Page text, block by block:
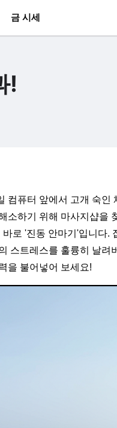
금 시세
!
컴퓨터 앞에서 고개 숙인
소하기 위해 마사지샵을
로 '진동 안마기'입니다.
스트레스를 훌륭히 날려
을 불어넣어 보세요!